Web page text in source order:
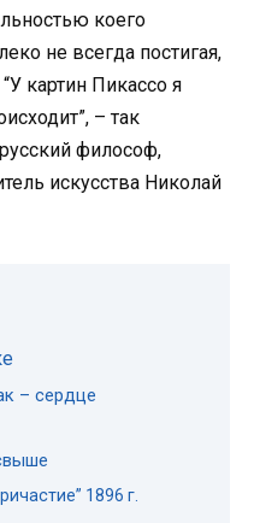
коего
не всегда постигая,
картин Пикассо я
– так
философ,
искусства Николай
– сердце
1896 г.